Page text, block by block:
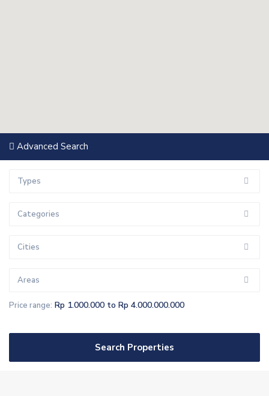
Advanced Search
Types
Categories
Cities
Areas
Price range: Rp 1.000.000 to Rp 4.000.000.000
Search Properties